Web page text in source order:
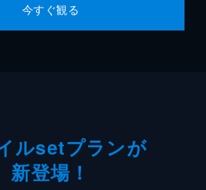
今すぐ観る
ルsetプランが
新登場！